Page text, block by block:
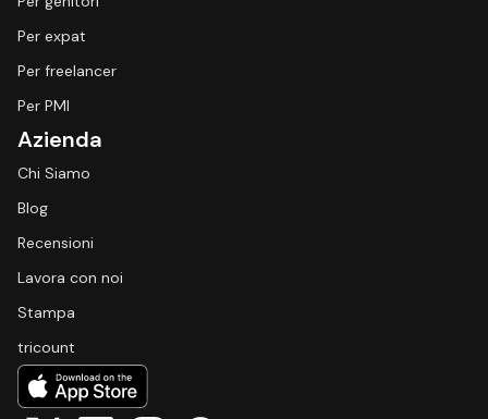
Per expat
Per freelancer
Per PMI
Azienda
Chi Siamo
Blog
Recensioni
Lavora con noi
Stampa
tricount